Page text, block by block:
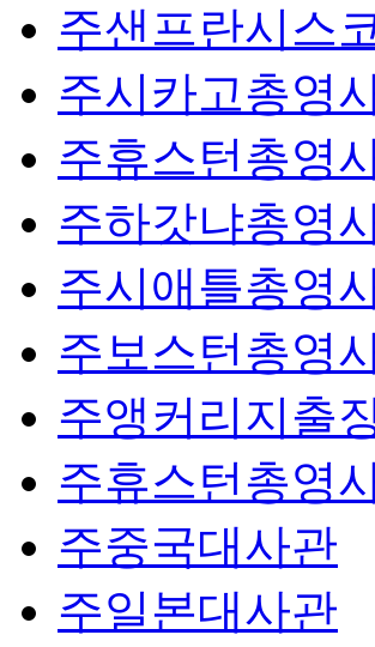
주샌프란시스
주시카고총영
주휴스턴총영
주하갓냐총영
주시애틀총영
주보스턴총영
주앵커리지출
주휴스턴총영
주중국대사관
주일본대사관